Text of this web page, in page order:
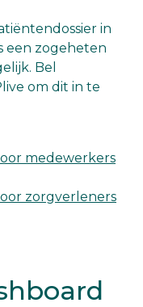
in
een zogeheten
Bel
om dit in te
medewerkers
zorgverleners